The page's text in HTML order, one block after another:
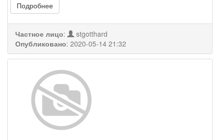
Подробнее
Частное лицо:
stgotthard
Опубликовано: 2020-05-14 21:32